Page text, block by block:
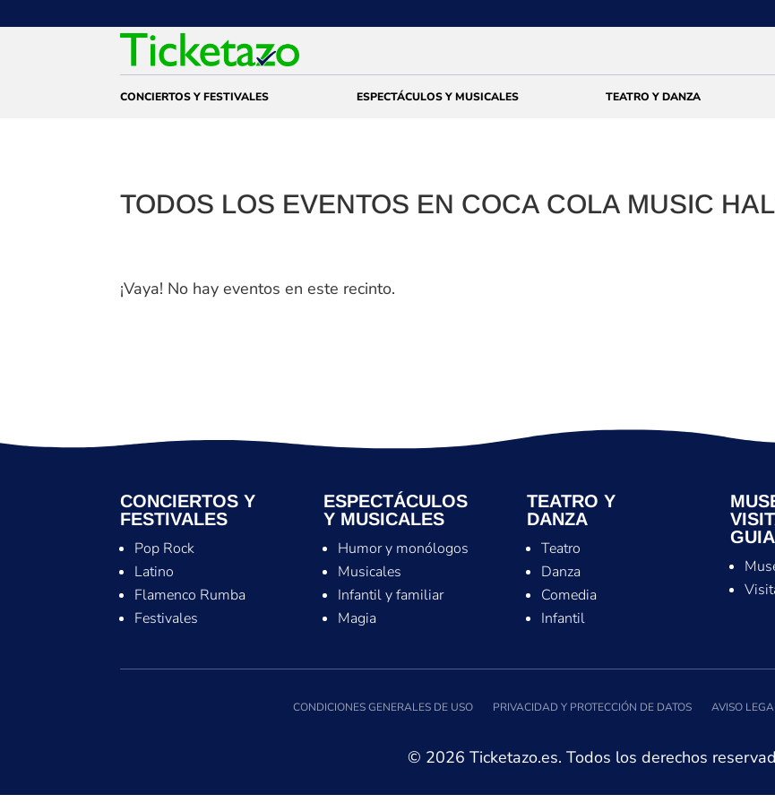
CONCIERTOS Y FESTIVALES ESPECTÁCULOS Y MUSICALES TEATRO Y DANZA
TODOS LOS EVENTOS EN COCA COLA MUSIC
¡Vaya! No hay eventos en este recinto.
CONCIERTOS Y
FESTIVALES
Pop Rock
Latino
Flamenco Rumba
Festivales
ESPECTÁCULOS
Y MUSICALES
Humor y monólogos
Musicales
Infantil y familiar
Magia
TEATRO Y
DANZA
Teatro
Danza
Comedia
Infantil
CONDICIONES GENERALES DE USO PRIVACIDAD Y PROTECCIÓN DE DATOS AVISO
© 2026 Ticketazo.es. Todos los derechos